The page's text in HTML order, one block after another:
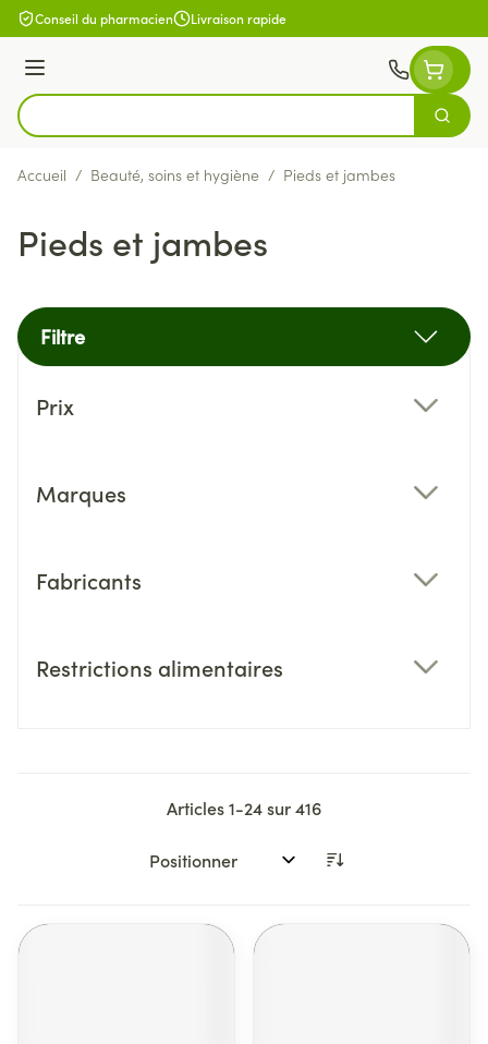
Aller au contenu
Conseil du pharmacien Livraison rapide
Menu
Rechercher
Accueil / Beauté, soins et hygiène / Pieds et jambes
Pieds et jambes
Filtre
Prix
Marques
Fabricants
Restrictions alimentaires
Articles1-24sur416
Trier par: